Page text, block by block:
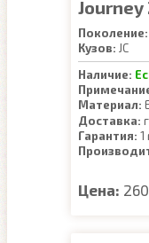
Поколение:
Кузов: JC
Наличие:
Материал:
Доставка:
Гарантия: 1
Цена: